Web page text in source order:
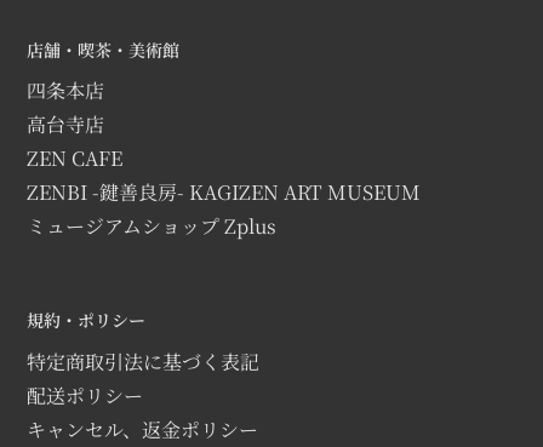
店舗・喫茶・美術館
四条本店
高台寺店
ZEN CAFE
ZENBI -鍵善良房- KAGIZEN ART MUSEUM
ミュージアムショップ Zplus
規約・ポリシー
特定商取引法に基づく表記
配送ポリシー
キャンセル、返金ポリシー